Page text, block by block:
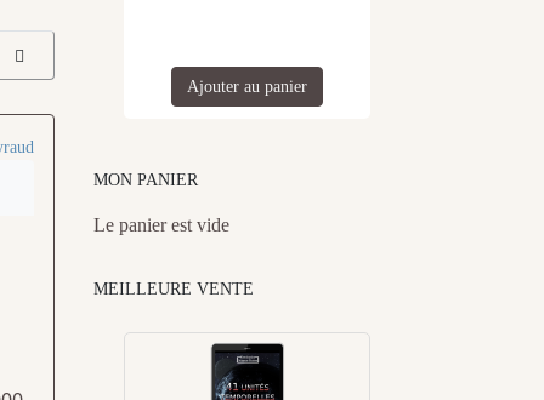
Ajouter au panier
MON PANIER
Le panier est vide
MEILLEURE VENTE